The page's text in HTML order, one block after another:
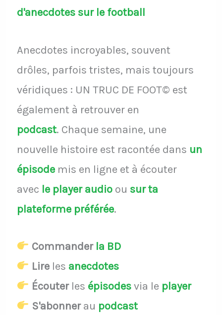
d'anecdotes sur le football
Anecdotes incroyables, souvent
drôles, parfois tristes, mais toujours
véridiques : UN TRUC DE FOOT© est
également à retrouver en
podcast. Chaque semaine, une
nouvelle histoire est racontée dans un
épisodemis en ligne et à écouter
avec le player audio ou sur ta
plateforme préférée.
Commander la BD
Lireles anecdotes
Écouterles épisodesvia le player
S'abonnerau podcast